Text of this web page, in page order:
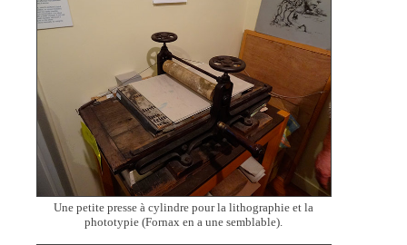
Une petite presse à cylindre pour la lithographie et la
phototypie (Fornax en a une semblable).